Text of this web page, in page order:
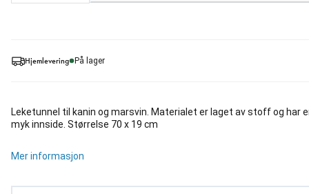
Hjemlevering På lager
Leketunnel til kanin og marsvin. Materialet er laget av stoff og har
myk innside. Størrelse 70 x 19 cm
Mer informasjon